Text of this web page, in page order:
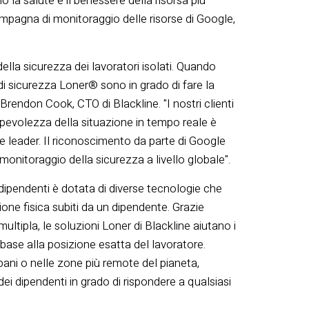
di monitoraggio delle risorse di Google,
sicurezza dei lavoratori isolati. Quando
sicurezza Loner® sono in grado di fare la
Cook, CTO di Blackline. "I nostri clienti
della situazione in tempo reale è
Il riconoscimento da parte di Google
della sicurezza a livello globale".
è dotata di diverse tecnologie che
fisica subiti da un dipendente. Grazie
le soluzioni Loner di Blackline aiutano i
alla posizione esatta del lavoratore.
o nelle zone più remote del pianeta,
dipendenti in grado di rispondere a qualsiasi